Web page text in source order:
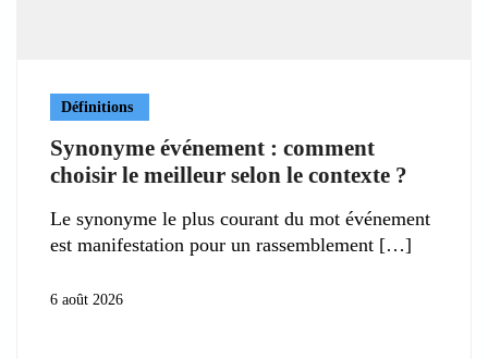
Définitions
Synonyme événement : comment
choisir le meilleur selon le contexte ?
Le synonyme le plus courant du mot événement
est manifestation pour un rassemblement
6 août 2026